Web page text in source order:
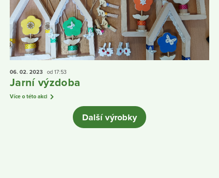
06. 02. 2023 od 17:53
Jarní výzdoba
Více o této akci
Další výrobky